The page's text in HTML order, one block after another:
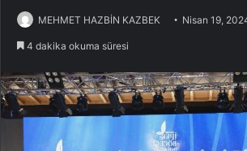
MEHMET HAZBİN KAZBEK Nisan 19,
4 dakika okuma süresi